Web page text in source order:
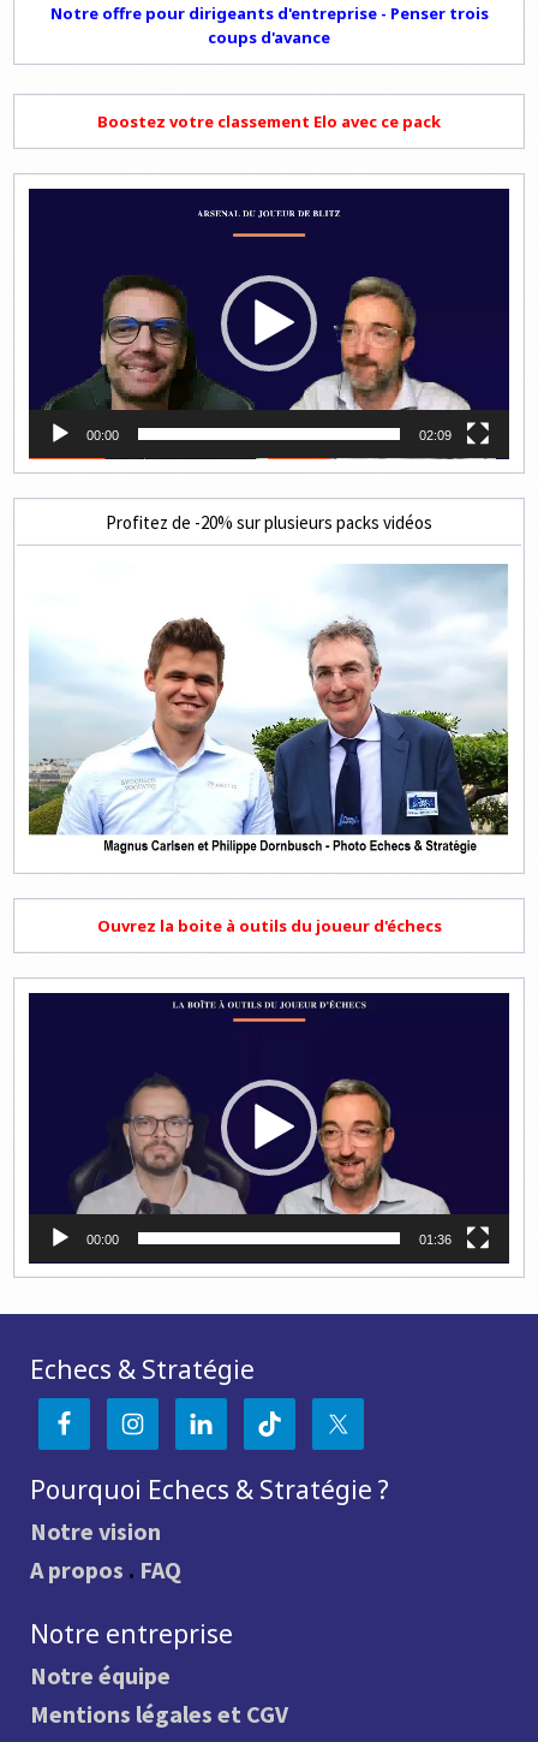
Notre offre pour dirigeants d'entreprise - Penser trois
coups d'avance
Boostez votre classement Elo avec ce pack
00:00 02:09
Profitez de -20% sur plusieurs packs vidéos
Ouvrez la boite à outils du joueur d'échecs
00:00 01:36
Echecs & Stratégie
Pourquoi Echecs & Stratégie ?
Notre vision
A propos . FAQ
Notre entreprise
Notre équipe
Mentions légales et CGV